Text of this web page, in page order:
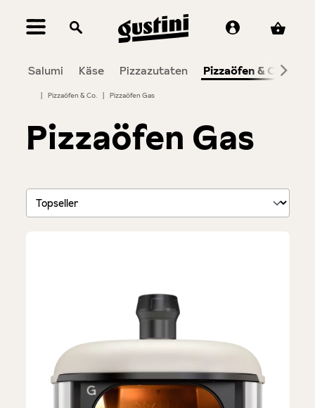
springen
Salumi Käse Pizzazutaten Pizzaöfen & Co.
| Pizzaöfen & Co. | Pizzaöfen Gas
Pizzaöfen Gas